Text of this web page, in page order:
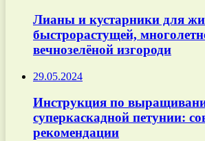
Лианы и кустарники для
быстрорастущей,
вечнозелёной изгороди
29.05.2024
Инструкция по
суперкаскадной петунии:
рекомендации